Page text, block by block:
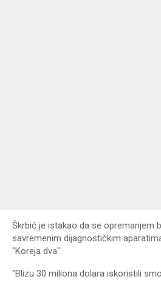
Škrbić je istakao da se opremanjem
savremenim dijagnostičkim
"Koreja dva".
"Blizu 30 miliona dolara iskoristili